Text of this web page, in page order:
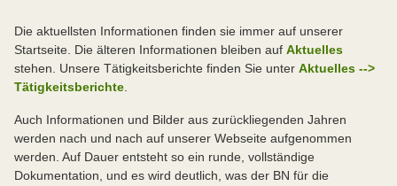
Die aktuellsten Informationen finden sie immer auf unserer
Startseite. Die älteren Informationen bleiben auf Aktuelles
stehen. Unsere Tätigkeitsberichte finden Sie unter Aktuelles -->
Tätigkeitsberichte
Auch Informationen und Bilder aus zurückliegenden Jahren
werden nach und nach auf unserer Webseite aufgenommen
werden. Auf Dauer entsteht so ein runde, vollständige
Dokumentation, und es wird deutlich, was der BN für die